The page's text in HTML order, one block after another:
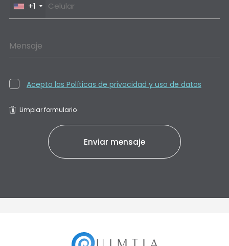
+1
Mensaje
Acepto las Políticas de privacidad y uso de datos
Limpiar formulario